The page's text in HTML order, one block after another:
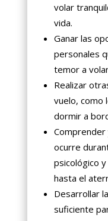
volar
vida.
Ganar las
personales
temor a
Realizar
vuelo, como
dormir a
ocurre
psicológico
hasta el
Desarrollar
suficiente